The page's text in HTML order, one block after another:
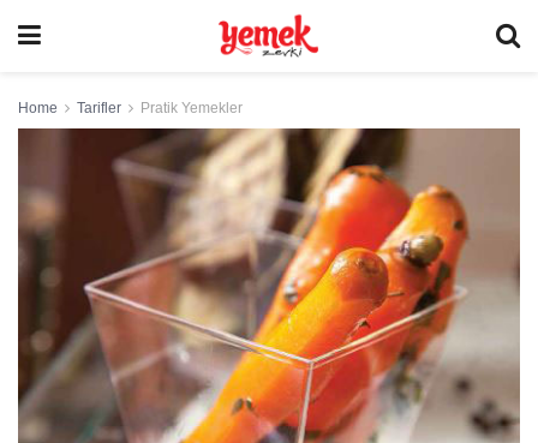
Home Tarifler Pratik Yemekler